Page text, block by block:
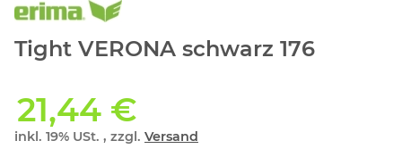
Tight VERONA schwarz 176
21,44 €
inkl. 19% USt. , zzgl. Versand